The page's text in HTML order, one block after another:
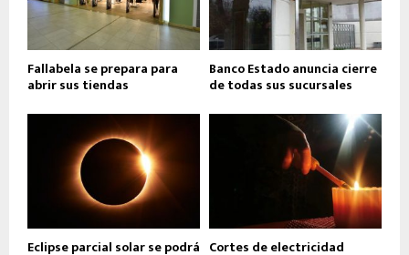
Fallabela se prepara para
abrir sus tiendas
Banco Estado anuncia cierre
de todas sus sucursales
Eclipse parcial solar se podrá Cortes de electricidad